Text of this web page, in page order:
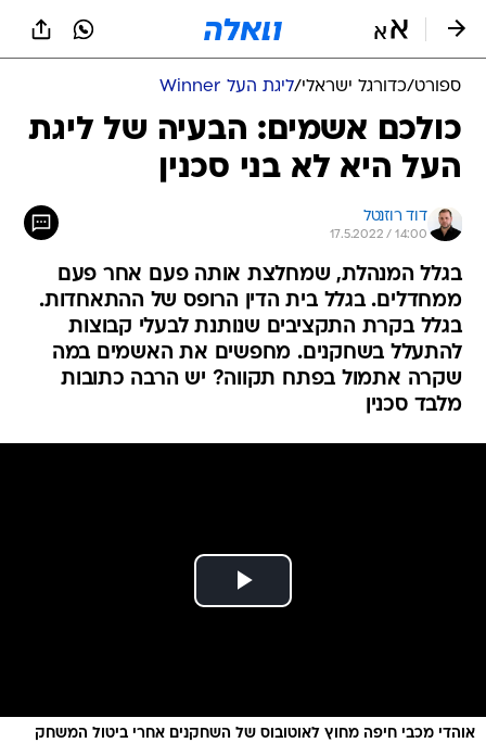
ספורט/כדורגל ישראלי/ליגת העל Winner
כולכם אשמים: הבעיה של ליגת
העל היא לא בני סכנין
דוד רוזנטל
17.5.2022 / 14:00
בגלל המנהלת, שמחלצת אותה פעם אחר פעם
ממחדלים. בגלל בית הדין הרופס של ההתאחדות.
בגלל בקרת התקציבים שנותנת לבעלי קבוצות
להתעלל בשחקנים. מחפשים את האשמים במה
שקרה אתמול בפתח תקווה? יש הרבה כתובות
מלבד סכנין
אוהדי מכבי חיפה מחוץ לאוטובוס של השחקנים אחרי ביטול המשחק